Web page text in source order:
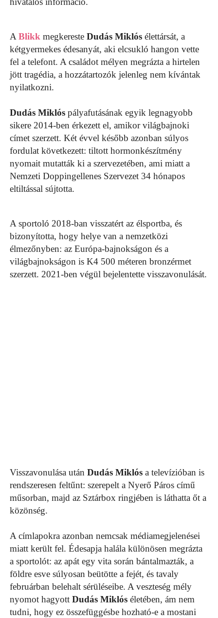
A Blikk megkereste Dudás Miklós élettársát, a
kétgyermekes édesanyát, aki elcsukló hangon vette
fel a telefont. A családot mélyen megrázta a hirtelen
jött tragédia, a hozzátartozók jelenleg nem kívántak
nyilatkozni.
Dudás Miklós pályafutásának egyik legnagyobb
sikere 2014-ben érkezett el, amikor világbajnoki
címet szerzett. Két évvel később azonban súlyos
fordulat következett: tiltott hormonkészítmény
nyomait mutatták ki a szervezetében, ami miatt a
Nemzeti Doppingellenes Szervezet 34 hónapos
eltiltással sújtotta.
A sportoló 2018-ban visszatért az élsportba, és
bizonyította, hogy helye van a nemzetközi
élmezőnyben: az Európa-bajnokságon és a
világbajnokságon is K4 500 méteren bronzérmet
szerzett. 2021-ben végül bejelentette visszavonulását.
Visszavonulása után Dudás Miklós a televízióban is
rendszeresen feltűnt: szerepelt a Nyerő Páros című
műsorban, majd az Sztárbox ringjében is láthatta őt a
közönség.
A címlapokra azonban nemcsak médiamegjelenései
miatt került fel. Édesapja halála különösen megrázta
a sportolót: az apát egy vita során bántalmazták, a
földre esve súlyosan beütötte a fejét, és tavaly
februárban belehalt sérüléseibe. A veszteség mély
nyomot hagyott Dudás Miklós életében, ám nem
tudni, hogy ez összefüggésbe hozható-e a mostani